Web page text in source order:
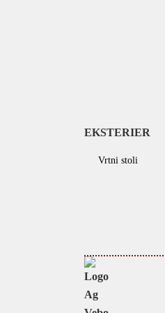
EKSTERIER
Vrtni stoli